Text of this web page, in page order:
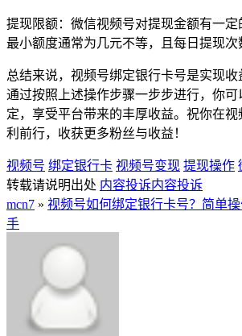
提现限额：微信视频号对提现金额有一
最小额度通常为几元不等，且每日提现次
总结来说，视频号绑定银行卡号是实现收
通过按照上述操作步骤一步步进行，你
定，享受平台带来的丰厚收益。祝你在
利前行，收获更多粉丝与收益！
视频号 绑定银行卡 视频号变现 提现操作
转载请说明出处 内容投诉内容投诉
mcn7 » 视频号如何绑定银行卡号？简单
手